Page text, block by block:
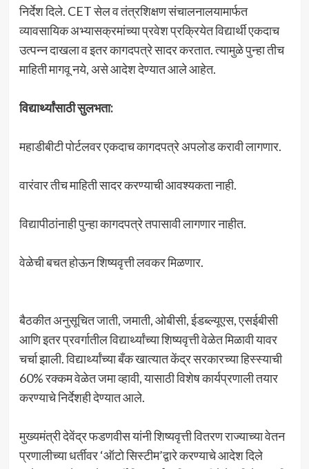
निर्देश दिले. CET सेल व तंत्रशिक्षण संचालनालयामार्फत
व्यावसायिक अभ्यासक्रमांच्या प्रवेश प्रक्रियेत विद्यार्थी एकदाच
उत्पन्न दाखला व इतर कागदपत्रे सादर करतात. त्यामुळे पुन्हा तीच
माहिती मागवू नये, असे आदेश देण्यात आले आहेत.
विद्यार्थ्यांसाठी सुलभता:
महाडीबीटी पोर्टलवर एकदाच कागदपत्रे अपलोड करावी लागणार.
वारंवार तीच माहिती सादर करण्याची आवश्यकता नाही.
विद्यापीठांनाही पुन्हा कागदपत्रे तपासावी लागणार नाहीत.
वेळेची बचत होऊन शिष्यवृत्ती लवकर मिळणार.
बैठकीत अनुसूचित जाती, जमाती, ओबीसी, ईडब्ल्यूएस, एसईबीसी
आणि इतर प्रवर्गातील विद्यार्थ्यांच्या शिष्यवृत्ती वेळेत मिळावी यावर
चर्चा झाली. विद्यार्थ्यांच्या बँक खात्यात केंद्र सरकारच्या हिस्स्याची
60% रक्कम वेळेत जमा व्हावी, यासाठी विशेष कार्यप्रणाली तयार
करण्याचे निर्देशही देण्यात आले.
मुख्यमंत्री देवेंद्र फडणवीस यांनी शिष्यवृत्ती वितरण राज्याच्या वेतन
प्रणालीच्या धर्तीवर ‘ऑटो सिस्टीम’द्वारे करण्याचे आदेश दिले